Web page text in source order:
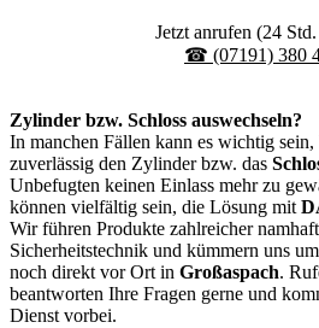
Jetzt anrufen (24
☎ (07191) 380
Zylinder bzw. Schloss auswechseln?
In manchen Fällen kann es wichtig
zuverlässig den Zylinder bzw. das
Unbefugten keinen Einlass mehr zu
können vielfältig sein, die Lösung mit
Wir führen Produkte zahlreicher
Sicherheitstechnik und kümmern uns
noch direkt vor Ort in Großaspach.
beantworten Ihre Fragen gerne und
Dienst vorbei.